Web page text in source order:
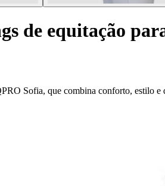
de equitação
Sofia, que combina conforto, estilo e